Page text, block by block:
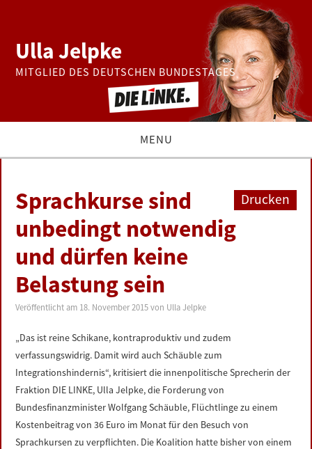
Ulla Jelpke
MITGLIED DES DEUTSCHEN BUNDESTAGES
MENU
BUNDESTAG
PRESSE
ZUR PERSON
DATENSCHUTZERKLÄRUNG
Drucken
Sprachkurse sind
unbedingt notwendig
und dürfen keine
Belastung sein
Veröffentlicht am 18. November 2015 von Ulla Jelpke
„Das ist reine Schikane, kontraproduktiv und zudem
verfassungswidrig. Damit wird auch Schäuble zum
Integrationshindernis“, kritisiert die innenpolitische Sprecherin der
Fraktion DIE LINKE, Ulla Jelpke, die Forderung von
Bundesfinanzminister Wolfgang Schäuble, Flüchtlinge zu einem
Kostenbeitrag von 36 Euro im Monat für den Besuch von
Sprachkursen zu verpflichten. Die Koalition hatte bisher von einem